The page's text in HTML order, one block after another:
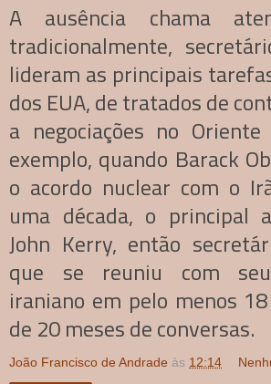
A ausência chama
tradicionalmente,
lideram as principais
dos EUA, de tratados de
a negociações no Oriente
exemplo, quando Barack
o acordo nuclear com o
uma década, o principal
John Kerry, então
que se reuniu com
iraniano em pelo menos
de 20 meses de conversas.
João Francisco de Andrade às 12:14